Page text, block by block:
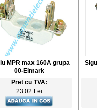
MPR max 160A grupa
00-Elmark
Pret cu TVA:
23.02 Lei